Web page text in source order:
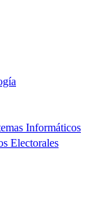
Informáticos
Electorales